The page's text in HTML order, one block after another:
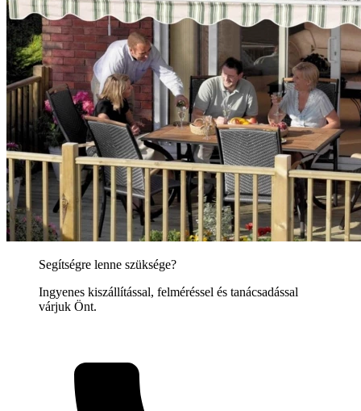
Segítségre lenne szüksége?
Ingyenes kiszállítással, felméréssel és tanácsadással
várjuk Önt.